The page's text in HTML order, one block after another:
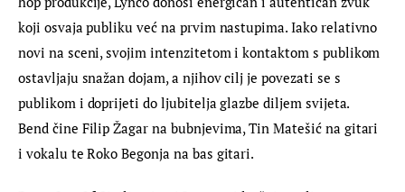
koji osvaja publiku već na prvim nastupima. Iako relativno
novi na sceni, svojim intenzitetom i kontaktom s publikom
ostavljaju snažan dojam, a njihov cilj je povezati se s
publikom i doprijeti do ljubitelja glazbe diljem svijeta.
Bend čine Filip Žagar na bubnjevima, Tin Matešić na gitari
i vokalu te Roko Begonja na bas gitari.